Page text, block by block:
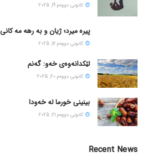
كانونی دووه‌م 19, 2025
پیره میرد؛ ژیان و به رهه مه کانی
كانونی دووه‌م 16, 2025
لێکدانەوەی خەو: گەنم
كانونی دووه‌م 20, 2025
بینینی خورما لە خەودا
كانونی دووه‌م 21, 2025
Recent News